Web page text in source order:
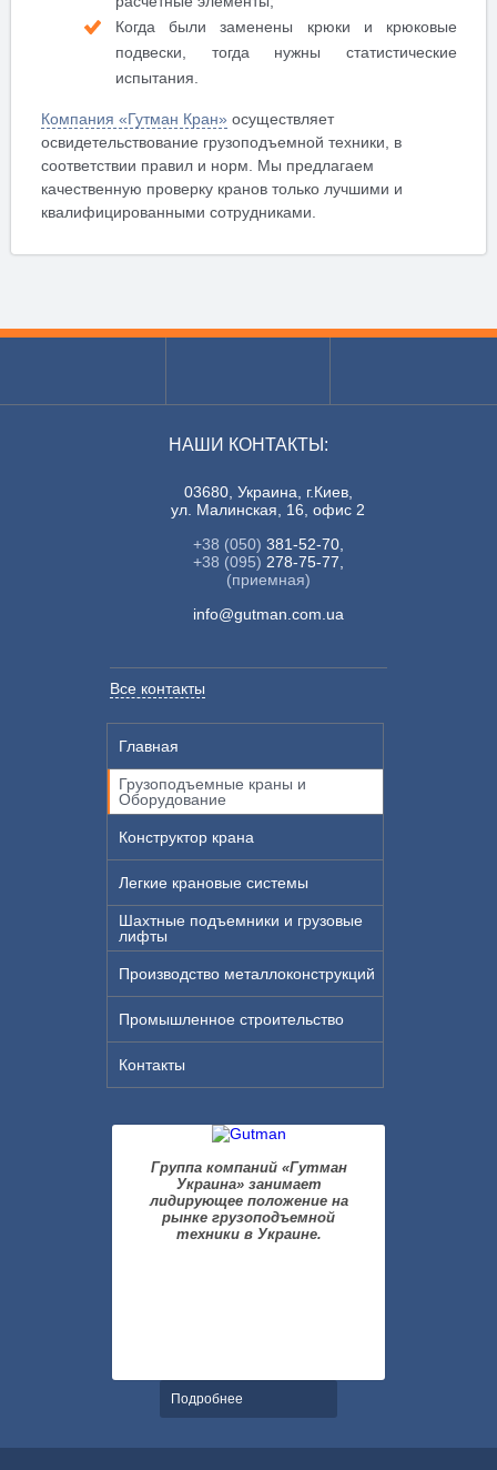
Когда были заменены крюки и крюковые
подвески, тогда нужны статистические
испытания.
Компания «Гутман Кран» осуществляет
освидетельствование грузоподъемной техники, в
соответствии правил и норм. Мы предлагаем
качественную проверку кранов только лучшими и
квалифицированными сотрудниками.
НАШИ КОНТАКТЫ:
03680, Украина, г.Киев,
ул. Малинская, 16, офис 2
+38 (050) 381-52-70,
+38 (095) 278-75-77,
(приемная)
info@gutman.com.ua
Все контакты
Группа компаний «Гутман
Украина» занимает
лидирующее положение на
рынке грузоподъемной
техники в Украине.
Подробнее
Главная
Грузоподъемные краны и
Оборудование
Конструктор крана
Легкие крановые системы
Шахтные подъемники и грузовые
лифты
Производство металлоконструкций
Промышленное строительство
Контакты